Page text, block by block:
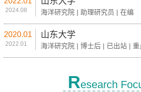
2024.08 海洋研究院 | 助理研究员 | 在编
2020.01
2022.01
山东大学
海洋研究院 | 博士后 | 已出站 |
Research